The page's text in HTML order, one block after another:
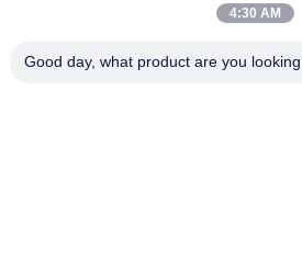
4:30 AM
Good day, what product are you